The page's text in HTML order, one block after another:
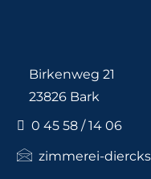
Birkenweg 21
23826 Bark
0 45 58 / 14 06
zimmerei-